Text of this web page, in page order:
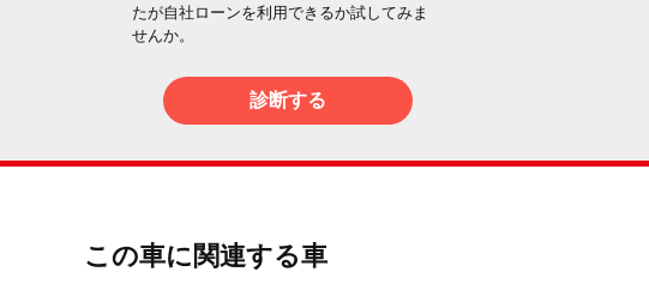
たが自社ローンを利用できるか試してみま
せんか。
診断する
この車に関連する車